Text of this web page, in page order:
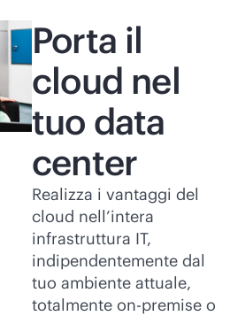
Porta il
cloud nel
tuo data
center
Realizza i vantaggi del
cloud nell’intera
infrastruttura IT,
indipendentemente dal
tuo ambiente attuale,
totalmente on-premise o